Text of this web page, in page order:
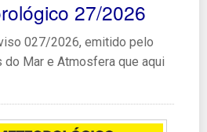
27/2026
027/2026, emitido pelo
Mar e Atmosfera que aqui